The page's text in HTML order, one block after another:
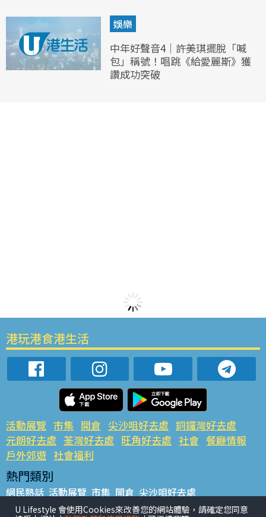
娛樂
中年好聲音4｜許美琪擺脫「喊
包」稱號！唱跳《給愛麗斯》獲
讚成功突破
港玩港食港生活
活動展覽 市集 開倉 尖沙咀好去處 銅鑼灣好去處
元朗好去處 荃灣好去處 旺角好去處 社會 餐廳情報
戶外郊遊 社會福利
熱門類別
網民熱話 活動展覽 市集 開倉 尖沙咀好去處
銅鑼灣好去處 元朗好去處 荃灣好去處 旺角好去處 社會
U Lifestyle 會使用Cookies來改善您的網站體驗，請確定您同意